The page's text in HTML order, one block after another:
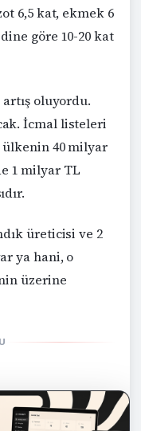
6,5 kat, ekmek 6
göre 10-20 kat
artış oluyordu.
İcmal listeleri
ülkenin 40 milyar
1 milyar TL
üreticisi ve 2
ya hani, o
üzerine